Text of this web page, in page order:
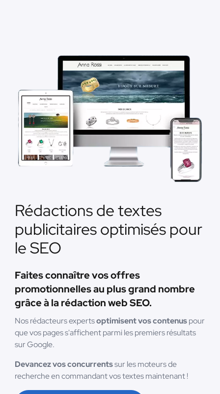
Rédactions de textes
publicitaires optimisés pour
le SEO
Faites connaître vos offres
promotionnelles au plus grand nombre
grâce à la rédaction web SEO.
Nos rédacteurs expertsoptimisent vos contenuspour
que vos pages s'affichent parmi les premiers résultats
sur Google.
Devancez vos concurrentssur les moteurs de
recherche en commandant vos textes maintenant !